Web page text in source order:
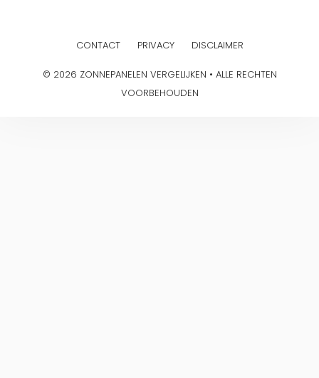
CONTACT PRIVACY DISCLAIMER
© 2026 ZONNEPANELEN VERGELIJKEN • ALLE RECHTEN
VOORBEHOUDEN